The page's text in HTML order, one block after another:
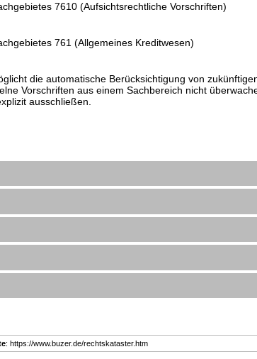
7610 (Aufsichtsrechtliche Vorschriften)
761 (Allgemeines Kreditwesen)
die automatische Berücksichtigung von
Vorschriften aus einem Sachbereich nicht
ausschließen.
: https://www.buzer.de/rechtskataster.htm